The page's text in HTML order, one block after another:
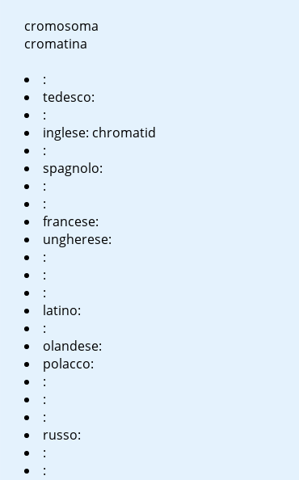
cromosoma
cromatina
:
tedesco:
:
inglese: chromatid
:
spagnolo:
:
:
francese:
ungherese:
:
:
:
latino:
:
olandese:
polacco:
:
:
:
russo:
:
: